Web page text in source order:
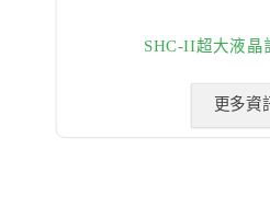
SHC-II超大液晶
更多資